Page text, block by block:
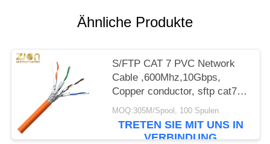
Ähnliche Produkte
S/FTP CAT 7 PVC Network
Cable ,600Mhz,10Gbps,
Copper conductor, sftp cat7
ethernet cable, cat7 lan cable
NO 7112402
MOQ:305M/Spool, 100 Spulen
TRETEN SIE MIT UNS IN
VERBINDUNG